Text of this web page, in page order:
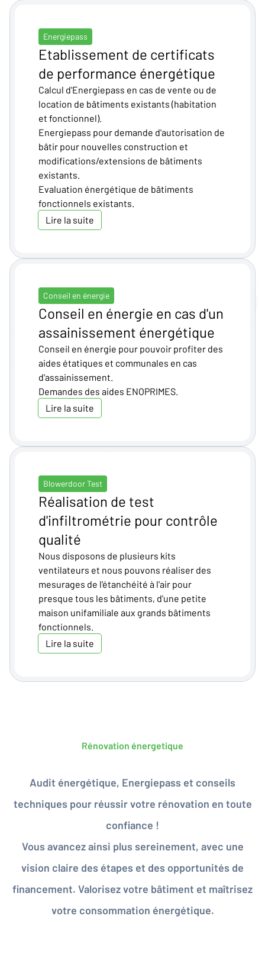
Energiepass
Etablissement de certificats
de performance énergétique
Calcul d'Energiepass en cas de vente ou de
location de bâtiments existants (habitation
et fonctionnel).
Energiepass pour demande d'autorisation de
bâtir pour nouvelles construction et
modifications/extensions de bâtiments
existants.
Evaluation énergétique de bâtiments
fonctionnels existants.
Lire la suite
Conseil en énergie
Conseil en énergie en cas d'un
assainissement énergétique
Conseil en énergie pour pouvoir profiter des
aides étatiques et communales en cas
d'assainissement.
Demandes des aides ENOPRIMES.
Lire la suite
Blowerdoor Test
Réalisation de test
d'infiltrométrie pour contrôle
qualité
Nous disposons de plusieurs kits
ventilateurs et nous pouvons réaliser des
mesurages de l'étanchéité à l'air pour
presque tous les bâtiments, d'une petite
maison unifamiliale aux grands bâtiments
fonctionnels.
Lire la suite
Rénovation énergetique
Audit énergétique, Energiepass et conseils
techniques pour réussir votre rénovation en toute
confiance !
Vous avancez ainsi plus sereinement, avec une
vision claire des étapes et des opportunités de
financement. Valorisez votre bâtiment et maîtrisez
votre consommation énergétique.